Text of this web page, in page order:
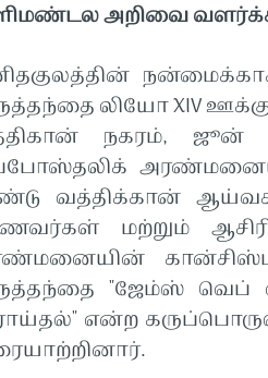
அறிவை
லியோ XIV
நகரம், ஜூன்
வத்திக்கான் ஆய்வக
மற்றும்
"ஜேம்ஸ்
என்ற